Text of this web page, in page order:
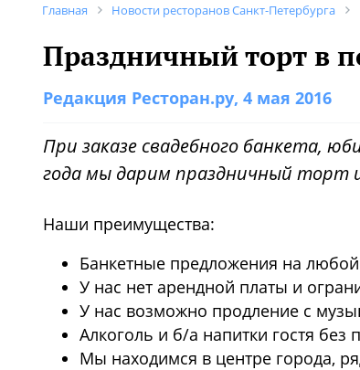
Главная Новости ресторанов Санкт-Петербурга
Праздничный торт в
Редакция Ресторан.ру, 4 мая 2016
При заказе свадебного банкета,
года мы дарим праздничный торт
Наши преимущества:
Банкетные предложения на
У нас нет арендной платы и
У нас возможно продление с
Алкоголь и б/а напитки гостя без
Мы находимся в центре города,